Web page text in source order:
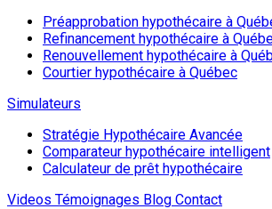
Préapprobation hypothécaire à
Refinancement hypothécaire à
Renouvellement hypothécaire à
Courtier hypothécaire à Québec
Simulateurs
Stratégie Hypothécaire Avancée
Comparateur hypothécaire intelligent
Calculateur de prêt hypothécaire
Videos Témoignages Blog Contact